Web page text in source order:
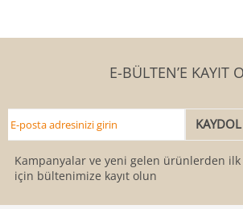
E-BÜLTEN’E KAYIT
Kampanyalar ve yeni gelen ürünlerden ilk
için bültenimize kayıt olun